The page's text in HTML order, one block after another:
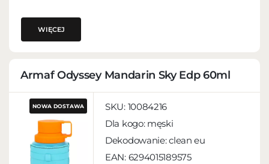
WIĘCEJ
Armaf Odyssey Mandarin Sky Edp 60ml
NOWA DOSTAWA SKU: 10084216
Dla kogo: męski
Dekodowanie:clean eu
EAN: 6294015189575